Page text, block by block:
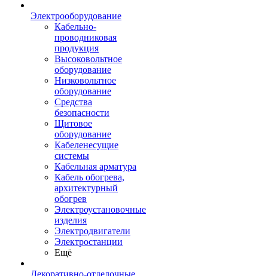
Электрооборудование
Кабельно-
проводниковая
продукция
Высоковольтное
оборудование
Низковольтное
оборудование
Средства
безопасности
Щитовое
оборудование
Кабеленесущие
системы
Кабельная арматура
Кабель обогрева,
архитектурный
обогрев
Электроустановочные
изделия
Электродвигатели
Электростанции
Ещё
Декоративно-отделочные